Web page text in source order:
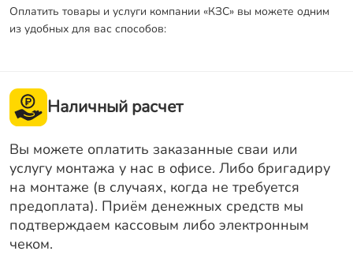
Оплата
Отзывы
Заказать звонок
Оплатить товары и услуги компании «КЗС» вы можете одним
из удобных для вас способов:
Наличный расчет
Вы можете оплатить заказанные сваи или
услугу монтажа у нас в офисе. Либо бригадиру
на монтаже (в случаях, когда не требуется
предоплата). Приём денежных средств мы
подтверждаем кассовым либо электронным
чеком.